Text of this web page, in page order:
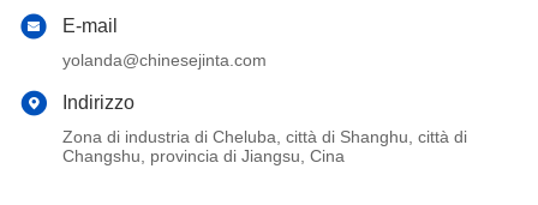
E-mail
yolanda@chinesejinta.com
Indirizzo
Zona di industria di Cheluba, città di Shanghu, città di
Changshu, provincia di Jiangsu, Cina